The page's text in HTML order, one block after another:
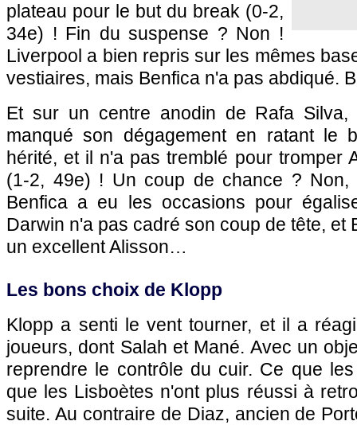
plateau pour le but du break (0-2,
34e) ! Fin du suspense ? Non !
Liverpool a bien repris sur les mêmes
vestiaires, mais Benfica n'a pas abdiqué.
Et sur un centre anodin de Rafa Silva,
manqué son dégagement en ratant le
hérité, et il n'a pas tremblé pour tromper
(1-2, 49e) ! Un coup de chance ? Non,
Benfica a eu les occasions pour
Darwin n'a pas cadré son coup de tête, et
un excellent Alisson…
Les bons choix de Klopp
Klopp a senti le vent tourner, et il a
joueurs, dont Salah et Mané. Avec un
reprendre le contrôle du cuir. Ce que
que les Lisboètes n'ont plus réussi à
suite. Au contraire de Diaz, ancien de